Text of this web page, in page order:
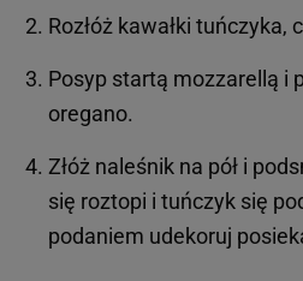
Rozłóż kawałki tuńczyka,
Posyp startą mozzarellą i
oregano.
Złóż naleśnik na pół i
się roztopi i tuńczyk się
podaniem udekoruj